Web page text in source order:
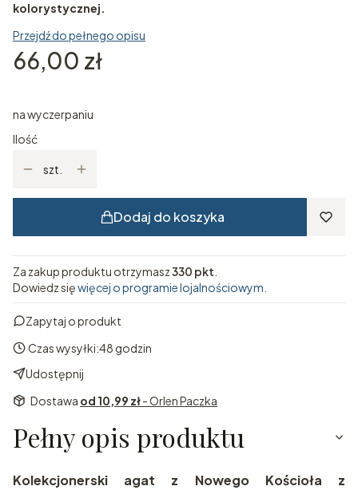
kolorystycznej.
Przejdź do pełnego opisu
Cena
66,00 zł
na wyczerpaniu
Ilość
szt.
Dodaj do koszyka
Za zakup produktu otrzymasz330 pkt
Dowiedz sięwięcej o programie lojalnościowym.
Zapytaj o produkt
Czas wysyłki:48 godzin
Udostępnij
Dostawa od 10,99 zł- Orlen Paczka
Pełny opis produktu
Kolekcjonerski agat z Nowego Kościoła z